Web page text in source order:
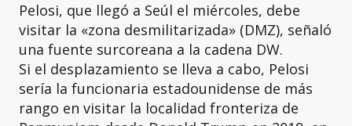
Pelosi, que llegó a Seúl el miércoles, debe
visitar la «zona desmilitarizada» (DMZ), señaló
una fuente surcoreana a la cadena DW.
Si el desplazamiento se lleva a cabo, Pelosi
sería la funcionaria estadounidense de más
rango en visitar la localidad fronteriza de